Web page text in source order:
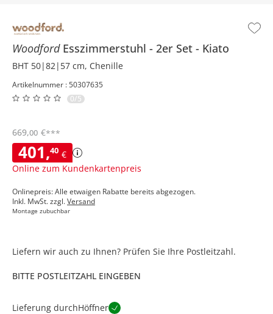
Woodford Esszimmerstuhl 2er Set Kiato
BHT 50|82|57 cm, Chenille
Artikelnummer : 50307635
0/5
401,40 €
Online zum Kundenkartenpreis
669,00 €***
Onlinepreis: Alle etwaigen Rabatte bereits abgezogen.
Inkl. MwSt. zzgl.Versand
Montage zubuchbar
Liefern wir auch zu Ihnen? Prüfen Sie Ihre Postleitzahl.
BITTE POSTLEITZAHL EINGEBEN
Lieferung durchHöffner